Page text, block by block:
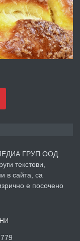
преди 1 година
на Ангел
преди 1 година
ГРУП ООД.
текстови,
в сайта, са
е посочено